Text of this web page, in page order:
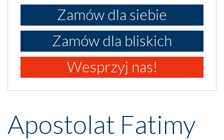
Zamów dla siebie
Zamów dla bliskich
Wesprzyj nas!
Apostolat Fatimy